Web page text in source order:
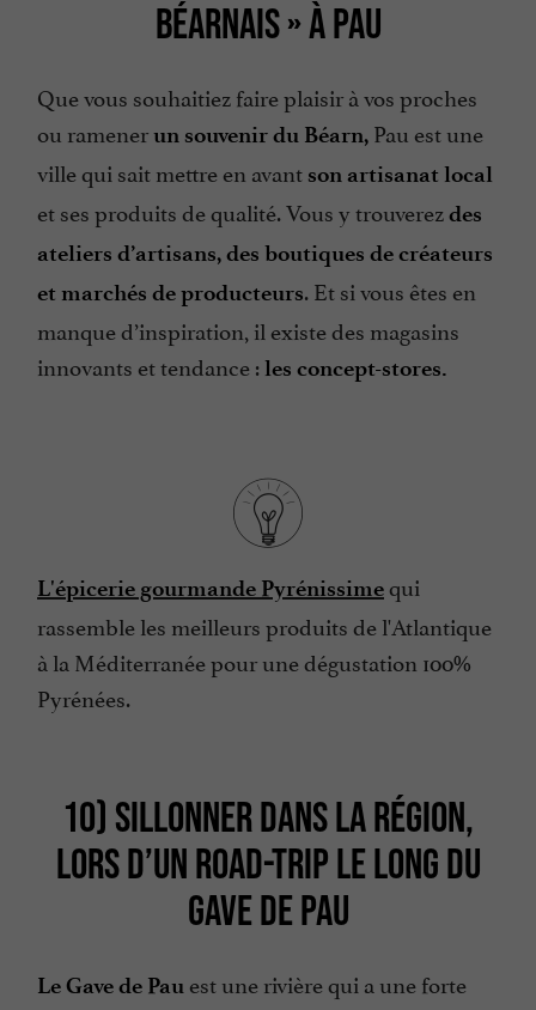
BÉARNAIS » À PAU
Que vous souhaitiez faire plaisir à vos proches
ou ramenerun souvenir du Béarn, Pau est une
ville qui sait mettre en avant son artisanat local
et ses produits de qualité. Vous y trouverezdes
ateliers d’artisans, des boutiques de créateurs
et marchés de producteurs. Et si vous êtes en
manque d’inspiration, il existe des magasins
innovants et tendance :les concept-stores.
L'épicerie gourmande Pyrénissimequi
rassemble les meilleurs produits de l'Atlantique
à la Méditerranée pour une dégustation 100%
Pyrénées.
10) SILLONNER DANS LA RÉGION,
LORS D’UN ROAD-TRIP LE LONG DU
GAVE DE PAU
Le Gave de Pau est une rivière qui a une forte